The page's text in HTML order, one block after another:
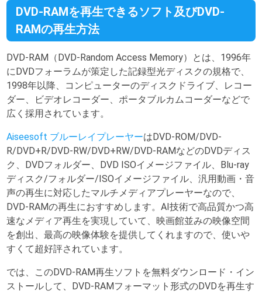
DVD-RAMを再生できるソフト及びDVD-
RAMの再生方法
DVD-RAM（DVD-Random Access Memory）とは、1996年
にDVDフォーラムが策定した記録型光ディスクの規格で、
1998年以降、コンピューターのディスクドライブ、レコー
ダー、ビデオレコーダー、ポータブルカムコーダーなどで
広く採用されています。
Aiseesoft ブルーレイプレーヤーはDVD-ROM/DVD-
R/DVD+R/DVD-RW/DVD+RW/DVD-RAMなどのDVDディス
ク、DVDフォルダー、DVD ISOイメージファイル、Blu-ray
ディスク/フォルダー/ISOイメージファイル、汎用動画・音
声の再生に対応したマルチメディアプレーヤーなので、
DVD-RAMの再生におすすめします。AI技術で高品質かつ高
速なメディア再生を実現していて、映画館並みの映像空間
を創出、最高の映像体験を提供してくれますので、使いや
すくて超好評されています。
では、このDVD-RAM再生ソフトを無料ダウンロード・イン
ストールして、DVD-RAMフォーマット形式のDVDを再生す